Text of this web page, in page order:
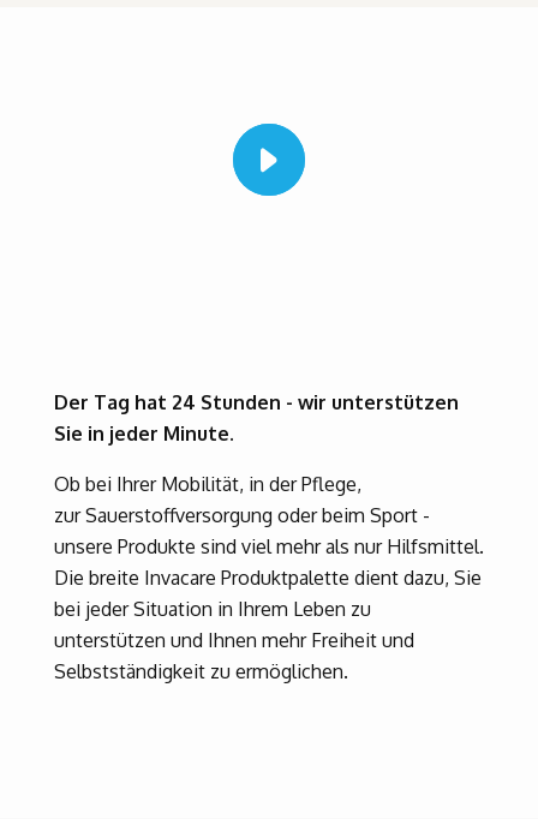
Der Tag hat 24 Stunden - wir unterstützen
Sie in jeder Minute.
Ob bei Ihrer Mobilität, in der Pflege,
zur Sauerstoffversorgung oder beim Sport -
unsere Produkte sind viel mehr als nur Hilfsmittel.
Die breite Invacare Produktpalette dient dazu, Sie
bei jeder Situation in Ihrem Leben zu
unterstützen und Ihnen mehr Freiheit und
Selbstständigkeit zu ermöglichen.